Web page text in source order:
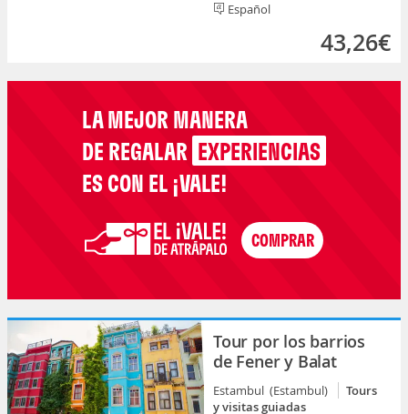
Español
43,26€
LA MEJOR MANERA
DE REGALAR EXPERIENCIAS
ES CON EL ¡VALE!
Tour por los barrios
de Fener y Balat
Estambul (Estambul)
Tours
y visitas guiadas